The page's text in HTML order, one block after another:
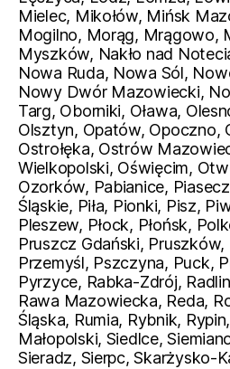
Mielec, Mikołów, Mińsk
Mogilno, Morąg, Mrągowo,
Myszków, Nakło nad
Nowa Ruda, Nowa Sól,
Nowy Dwór Mazowiecki,
Targ, Oborniki, Oława,
Olsztyn, Opatów, Opoczno,
Ostrołęka, Ostrów
Wielkopolski, Oświęcim,
Ozorków, Pabianice,
Śląskie, Piła, Pionki, Pisz,
Pleszew, Płock, Płońsk,
Pruszcz Gdański,
Przemyśl, Pszczyna, Puck,
Pyrzyce, Rabka-Zdrój,
Rawa Mazowiecka, Reda,
Śląska, Rumia, Rybnik,
Małopolski, Siedlce,
Sieradz, Sierpc, Skarżysko-